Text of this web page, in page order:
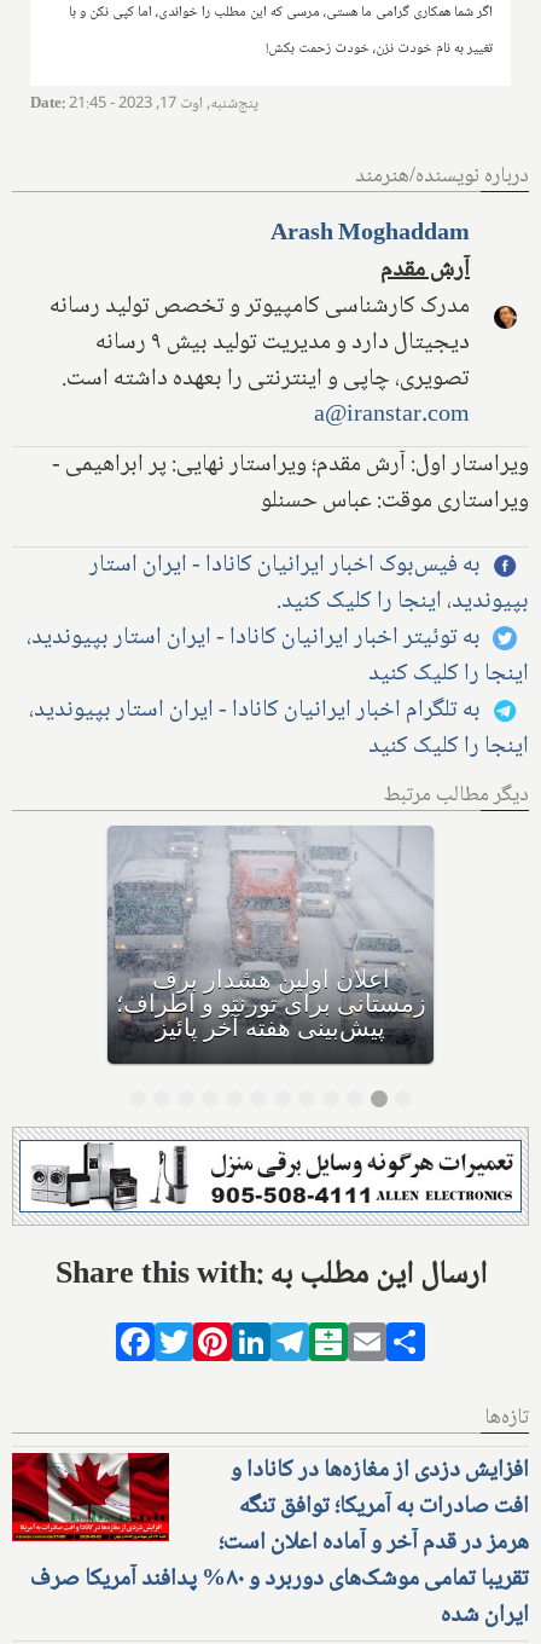
اگر شما همکاری گرامی ما هستی، مرسی که این مطلب را خواندی، اما کپی نکن و با
تغییر به نام خودت نزن، خودت زحمت بکش!
Date: پنج‌شنبه, اوت 17, 2023 - 21:45
درباره نویسنده/هنرمند
Arash Moghaddam
آرش مقدم
مدرک کارشناسی کامپیوتر و تخصص تولید رسانه
دیجیتال دارد و مدیریت تولید بیش ۹ رسانه
تصویری، چاپی و اینترنتی را بعهده داشته است.
a@iranstar.com
ویراستار اول: آرش مقدم؛ ویراستار نهایی: پر ابراهیمی -
ویراستاری موقت: عباس حسنلو
به فیس‌بوک اخبار ایرانیان کانادا - ایران استار
بپیوندید، اینجا را کلیک کنید.
به توئیتر اخبار ایرانیان کانادا - ایران استار بپیوندید،
اینجا را کلیک کنید
به تلگرام اخبار ایرانیان کانادا - ایران استار بپیوندید،
اینجا را کلیک کنید
دیگر مطالب مرتبط
اولین بارش برف سنگین
زمستانی، مونترال و شرق
کانادا را در نوردید
Share this with: ارسال این مطلب به
Facebook
TwitterPinterestLinkedIn
Telegram
Balatarin
Email
تازه‌ها
افزایش دزدی از مغازه‌ها در کانادا و
افت صادرات به آمریکا؛ توافق تنگه
هرمز در قدم آخر و آماده اعلان است؛
تقریبا تمامی موشک‌های دوربرد و ۸۰% پدافند آمریکا صرف
ایران شده